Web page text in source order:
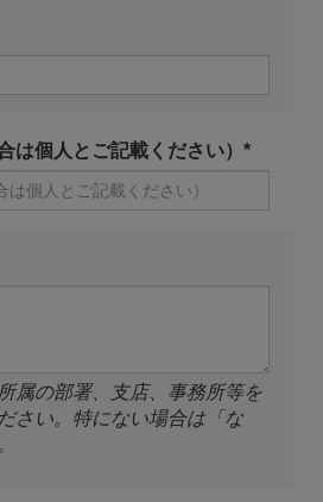
は個人とご記載ください）*
属の部署、支店、事務所等を
さい。特にない場合は「な